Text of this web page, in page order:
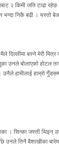
२ किमी जति टाढा
निकै बढी । यस्तो
दिल्लीमा बस्ने मेरी
बोलाएको होटल
हामीलाई हाम्रो
। सिन्का जस्ती
तिनै बैशाखीका